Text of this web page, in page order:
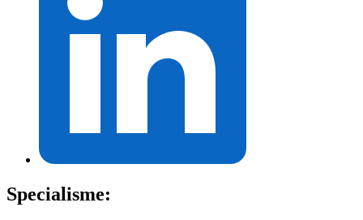
Specialisme: